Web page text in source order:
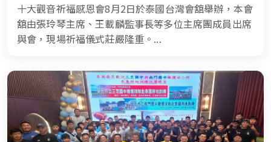
十大觀音祈福感恩會8月2日於泰國台灣會舘舉辦，本會
舘由張玲琴主席、王載麟監事長等多位主席團成員出席
與會，現場祈福儀式莊嚴隆重。...